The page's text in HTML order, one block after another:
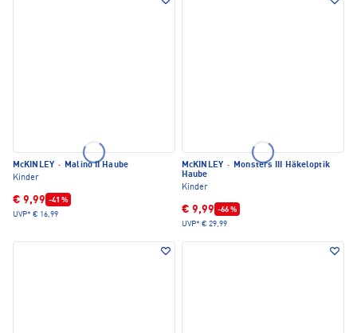
McKINLEY · Malino II Haube
Kinder
€ 9,99 -41 %
UVP* € 16,99
McKINLEY · Monsters III Häkeloptik
Haube
Kinder
€ 9,99 -66 %
UVP* € 29,99